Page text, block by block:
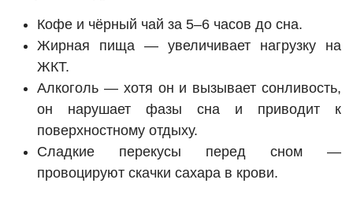
Кофе и чёрный чай за 5–6 часов до сна.
Жирная пища — увеличивает нагрузку на
ЖКТ.
Алкоголь — хотя он и вызывает сонливость,
он нарушает фазы сна и приводит к
поверхностному отдыху.
Сладкие перекусы перед сном —
провоцируют скачки сахара в крови.